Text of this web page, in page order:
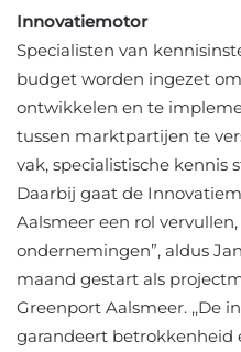
Innovatiemotor
Specialisten van
budget worden ingezet
ontwikkelen en te
tussen marktpartijen te
vak, specialistische kennis
Daarbij gaat de
Aalsmeer een rol
ondernemingen”, aldus
maand gestart als
Greenport Aalsmeer. ,,De
garandeert betrokkenheid